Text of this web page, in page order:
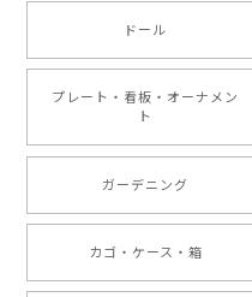
ドール
プレート・看板・オーナメン
ト
ガーデニング
カゴ・ケース・箱